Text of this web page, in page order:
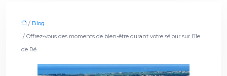
/ Blog
/ Offrez-vous des moments de bien-être durant votre séjour sur l’île
de Ré